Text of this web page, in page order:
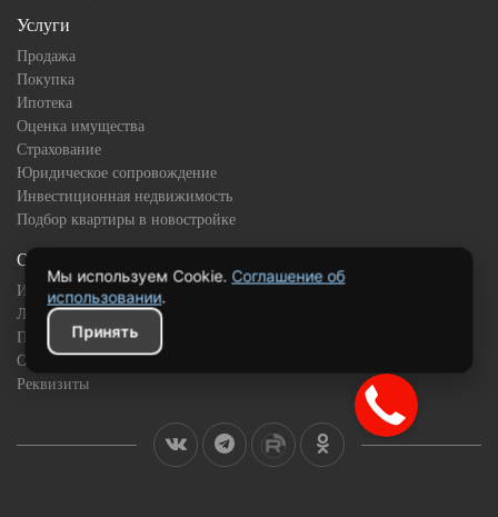
Услуги
Продажа
Покупка
Ипотека
Оценка имущества
Страхование
Юридическое сопровождение
Инвестиционная недвижимость
Подбор квартиры в новостройке
О компании
История
Лицензии и сертификаты
Партнёры
Отзывы клиентов
Реквизиты
Мы используем Cookie. Соглашение об
использовании.
Принять